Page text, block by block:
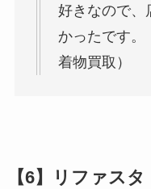
好きなので、
かったです。
着物買取）
【6】リファスタ